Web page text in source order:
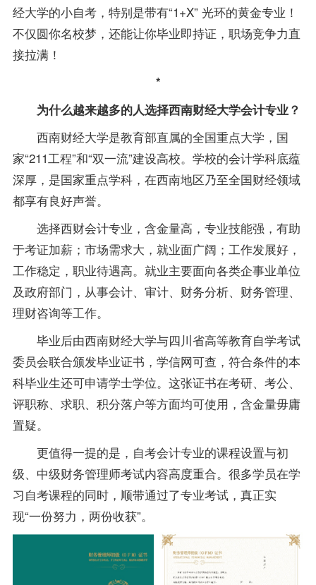
经大学的小自考，特别是带有“1+X” 光环的黄金专业 ！
不仅圆你名校梦，还能让你毕业即持证，职场竞争力直
接拉满！
*
为什么越来越多的人选择西南财经大学会计专业？
西南财经大学是教育部直属的全国重点大学，国
家“211工程”和“双一流”建设高校。学校的会计学科底蕴
深厚，是国家重点学科，在西南地区乃至全国财经领域
都享有良好声誉。
选择西财会计专业 ， 含金量高， 专业技能强，有助
于考证加薪；市场需求大，就业面广阔；工作发展好，
工作稳定，职业待遇高。就业主要面向各类企事业单位
及政府部门，从事会计、审计、财务分析、财务管理、
理财咨询等工作。
毕业后由西南财经大学与四川省高等教育自学考试
委员会联合颁发毕业证书，学信网可查，符合条件的本
科毕业生还可申请学士学位。这张证书在考研、考公、
评职称、求职、积分落户等方面均可使用，含金量毋庸
置疑。
更值得一提的是，自考会计专业的课程设置与初
级、中级财务管理师考试内容高度重合。很多学员在学
习自考课程的同时，顺带通过了专业考试，真正实
现“一份努力，两份收获”。